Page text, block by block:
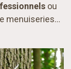
ou
menuiseries...